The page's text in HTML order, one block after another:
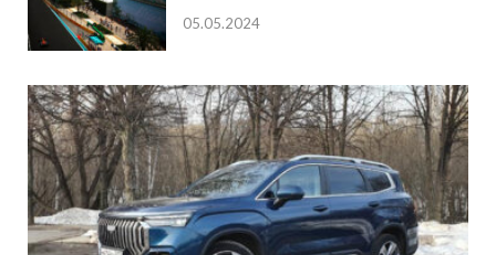
05.05.2024